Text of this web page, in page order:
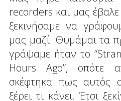
recorders και μας
ξεκινήσαμε να
μας μαζί. Θυμάμαι τα
γράψαμε ήταν το
Hours Ago”, οπότε
σκέφτηκα πως αυτός
ξέρει τι κάνει. Έτσι